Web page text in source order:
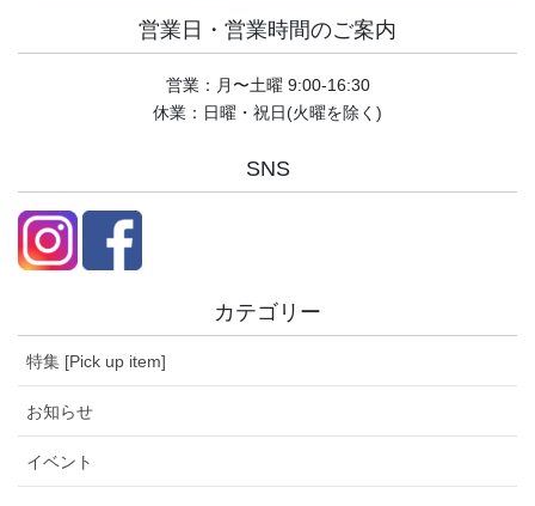
営業日・営業時間のご案内
営業：月〜土曜 9:00-16:30
休業：日曜・祝日(火曜を除く)
SNS
カテゴリー
特集 [Pick up item]
お知らせ
イベント